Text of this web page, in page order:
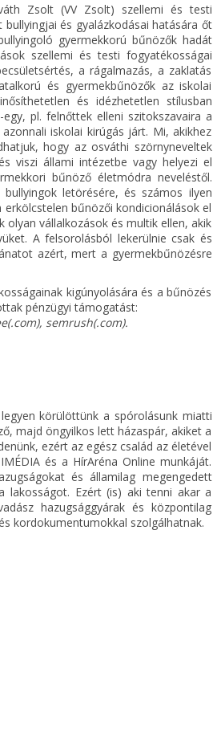
Zsolt (VV Zsolt) szellemi és testi
és gyalázkodásai hatására őt
gyermekkorú bűnözők hadát
szellemi és testi fogyatékosságai
a rágalmazás, a zaklatás
és gyermekbűnözők az iskolai
és idézhetetlen stílusban
pl. felnőttek elleni szitokszavaira a
iskolai kirúgás járt. Mi, akikhez
hogy az osváthi szörnyneveltek
viszi állami intézetbe vagy helyezi el
bűnöző életmódra neveléstől.
letörésére, és számos ilyen
bűnözői kondicionálások el
vállalkozások és multik ellen, akik
A felsorolásból lekerülnie csak és
azért, mert a gyermekbűnözésre
kigúnyolására és a bűnözés
pénzügyi támogatást:
semrush(.com).
körülöttünk a spórolásunk miatti
majd öngyilkos lett házaspár, akiket a
ezért az egész család az életével
és a HírAréna Online munkáját.
és államilag megengedett
lakosságot. Ezért (is) aki tenni akar a
hazugsággyárak és központilag
kordokumentumokkal szolgálhatnak.